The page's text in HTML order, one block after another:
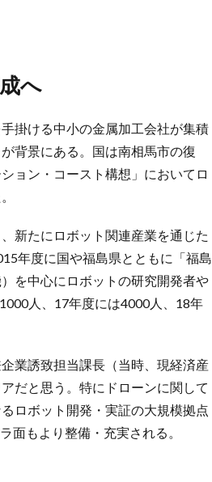
へ
掛ける中小の金属加工会社が集積
背景にある。国は南相馬市の復
ョン・コースト構想」においてロ
新たにロボット関連産業を通じた
年度に国や福島県とともに「福島
を中心にロボットの研究開発者や
人、17年度には4000人、18年
業誘致担当課長（当時、現経済産
だと思う。特にドローンに関して
ロボット開発・実証の大規模拠点
面もより整備・充実される。